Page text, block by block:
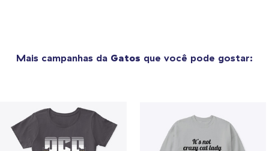
Mais campanhas da Gatos que você pode gostar: